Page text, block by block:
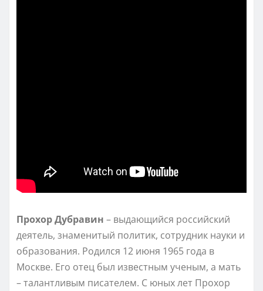
Прохор Дубравин – выдающийся российский
деятель, знаменитый политик, сотрудник науки и
образования. Родился 12 июня 1965 года в
Москве. Его отец был известным ученым, а мать
– талантливым писателем. С юных лет Прохор